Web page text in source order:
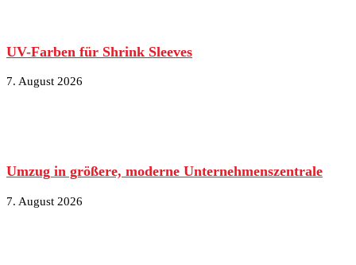
UV-Farben für Shrink Sleeves
7. August 2026
Umzug in größere, moderne Unternehmenszentrale
7. August 2026